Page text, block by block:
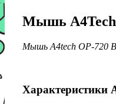
Мышь A4Tech
Мышь A4tech OP-720
Характеристики